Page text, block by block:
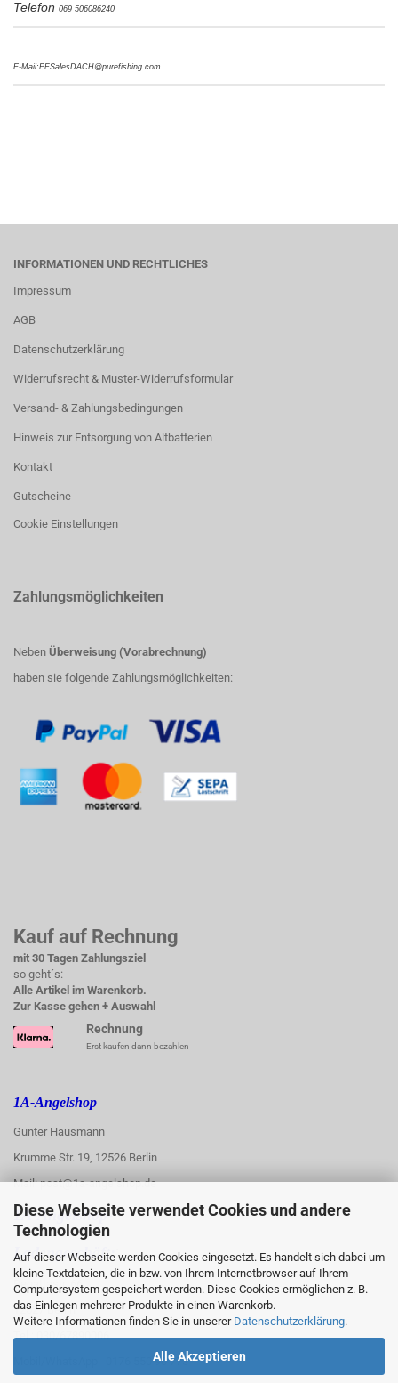
Diese Webseite verwendet Cookies und andere
Technologien
Auf dieser Webseite werden Cookies eingesetzt. Es handelt sich dabei um
kleine Textdateien, die in bzw. von Ihrem Internetbrowser auf Ihrem
Computersystem gespeichert werden. Diese Cookies ermöglichen z. B.
das Einlegen mehrerer Produkte in einen Warenkorb.
Weitere Informationen finden Sie in unserer Datenschutzerklärung.
Alle Akzeptieren
Telefon 069 506086240
E-Mail:PFSalesDACH@purefishing.com
INFORMATIONEN UND RECHTLICHES
Impressum
AGB
Datenschutzerklärung
Widerrufsrecht & Muster-Widerrufsformular
Versand- & Zahlungsbedingungen
Hinweis zur Entsorgung von Altbatterien
Kontakt
Gutscheine
Cookie Einstellungen
Zahlungsmöglichkeiten
Neben Überweisung (Vorabrechnung)
haben sie folgende Zahlungsmöglichkeiten:
Kauf auf Rechnung
mit 30 Tagen Zahlungsziel
so geht´s:
Alle Artikel im Warenkorb.
Zur Kasse gehen + Auswahl
Rechnung
Erst kaufen dann bezahlen
1A-Angelshop
Gunter Hausmann
Krumme Str. 19, 12526 Berlin
Mail: post@1a-angelshop.de
1A-Angelshop-
Ladengeschäft::
Regattastr. 66
12527 Berlin
Tel.: 030/67890006
Mobil/WhatsApp: 0176 550 90 773